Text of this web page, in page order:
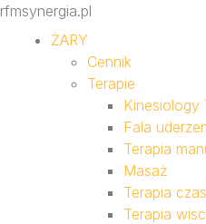
rfmsynergia.pl
ŻARY
Cennik
Terapie
Kinesiology
Fala
Terapia
Masaż
Terapia
Terapia